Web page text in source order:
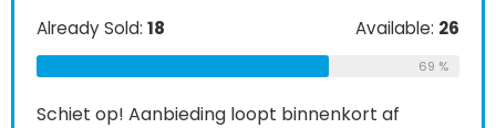
loopt binnenkort af
Already Sold: